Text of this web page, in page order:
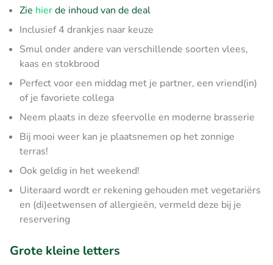
Zie hierde inhoud van de deal
Inclusief 4 drankjes naar keuze
Smul onder andere van verschillende soorten vlees,
kaas en stokbrood
Perfect voor een middag met je partner, een vriend(in)
of je favoriete collega
Neem plaats in deze sfeervolle en moderne brasserie
Bij mooi weer kan je plaatsnemen op het zonnige
terras!
Ook geldig in het weekend!
Uiteraard wordt er rekening gehouden met vegetariërs
en (di)eetwensen of allergieën, vermeld deze bij je
reservering
Grote kleine letters